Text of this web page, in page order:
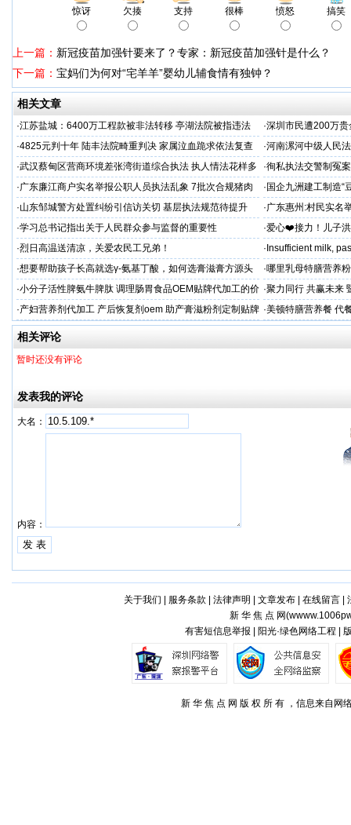
惊讶 欠揍 支持 很棒 愤怒 搞笑
上一篇： 新冠疫苗加强针要来了？专家：新冠疫苗加强针是什么？
下一篇： 宝妈们为何对“宅羊羊”婴幼儿辅食情有独钟？
相关文章
·江苏盐城：6400万工程款被非法转移 亭湖法院被指违法
后拒不纠错
·深圳市民遭200万
呼吁督办纠偏
·4825元判十年 陆丰法院畸重判决 家属泣血跪求依法复查 ·河南漯河中级人民
·武汉蔡甸区营商环境差张湾街道综合执法 执人情法花样多
沦为恶意竞争的工具
·徇私执法交警制冤
控还我清白
·广东廉江商户实名举报公职人员执法乱象 7批次合规猪肉
遭违法查扣 市场垄断与利益输送疑云重重
· 国企九洲建工制造“
空文
·山东邹城警方处置纠纷引信访关切 基层执法规范待提升 ·广东惠州:村民实名
平兜底？
·学习总书记指出关于人民群众参与监督的重要性 ·爱心❤️接力！儿子
家庭，恳请好心人帮
·烈日高温送清凉，关爱农民工兄弟！ · Insufficient milk,
·想要帮助孩子长高就选γ-氨基丁酸，如何选膏滋膏方源头
工厂？
·哪里乳母特膳营养
·小分子活性脾氨牛脾肽 调理肠胃食品OEM贴牌代加工的价
格
·聚力同行 共赢未来
·产妇营养剂代加工 产后恢复剂oem 助产膏滋粉剂定制贴牌
厂
·美顿特膳营养餐 代
家
相关评论
暂时还没有评论
发表我的评论
大名：
内容：
关于我们 服务条款 法律声明 文章发布| 在线留言|
新 华 焦 点 网(
有害短信息举报 | 阳光·绿色网络工程 |
新 华 焦 点 网 版 权 所 有 ，信息来自网